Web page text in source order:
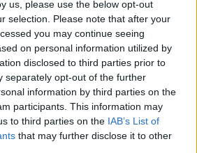
us, please use the below opt-out
selection. Please note that after your
you may continue seeing
on personal information utilized by
disclosed to third parties prior to
separately opt-out of the further
information by third parties on the
participants. This information may
to third parties on the IAB’s List of
that may further disclose it to other
πέντε νέα μοντέλα Oyster